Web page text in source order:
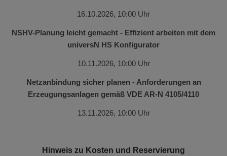
16.10.2026, 10:00 Uhr
NSHV-Planung leicht gemacht - Effizient arbeiten mit dem
universN HS Konfigurator
10.11.2026, 10:00 Uhr
Netzanbindung sicher planen - Anforderungen an
Erzeugungsanlagen gemäß VDE AR-N 4105/4110
13.11.2026, 10:00 Uhr
Hinweis zu Kosten und Reservierung